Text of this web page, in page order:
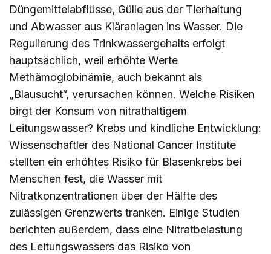
Düngemittelabflüsse, Gülle aus der Tierhaltung
und Abwasser aus Kläranlagen ins Wasser. Die
Regulierung des Trinkwassergehalts erfolgt
hauptsächlich, weil erhöhte Werte
Methämoglobinämie, auch bekannt als
„Blausucht“, verursachen können. Welche Risiken
birgt der Konsum von nitrathaltigem
Leitungswasser? Krebs und kindliche Entwicklung:
Wissenschaftler des National Cancer Institute
stellten ein erhöhtes Risiko für Blasenkrebs bei
Menschen fest, die Wasser mit
Nitratkonzentrationen über der Hälfte des
zulässigen Grenzwerts tranken. Einige Studien
berichten außerdem, dass eine Nitratbelastung
des Leitungswassers das Risiko von